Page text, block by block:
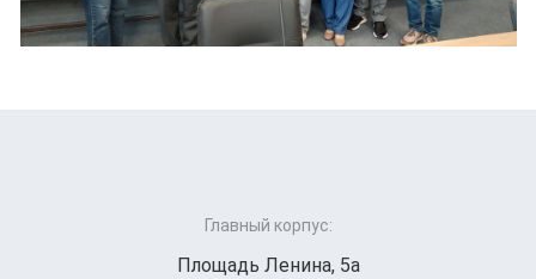
Главный корпус:
Площадь Ленина, 5а